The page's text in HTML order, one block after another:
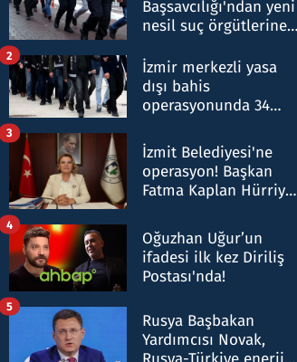
Başsavcılığı'ndan yeni
nesil suç örgütlerine
hakkında gözaltı kararı
İzmir merkezli yasa
dışı bahis
operasyonunda 34
Milyar liralık para
trafiği tespit edildi
2
İzmit Belediyesi'ne
operasyon! Başkan
Fatma Kaplan Hürriyet
3
Oğuzhan Uğur’un
ifadesi ilk kez Diriliş
Postası'nda!
4
Rusya Başbakan
Yardımcısı Novak,
5